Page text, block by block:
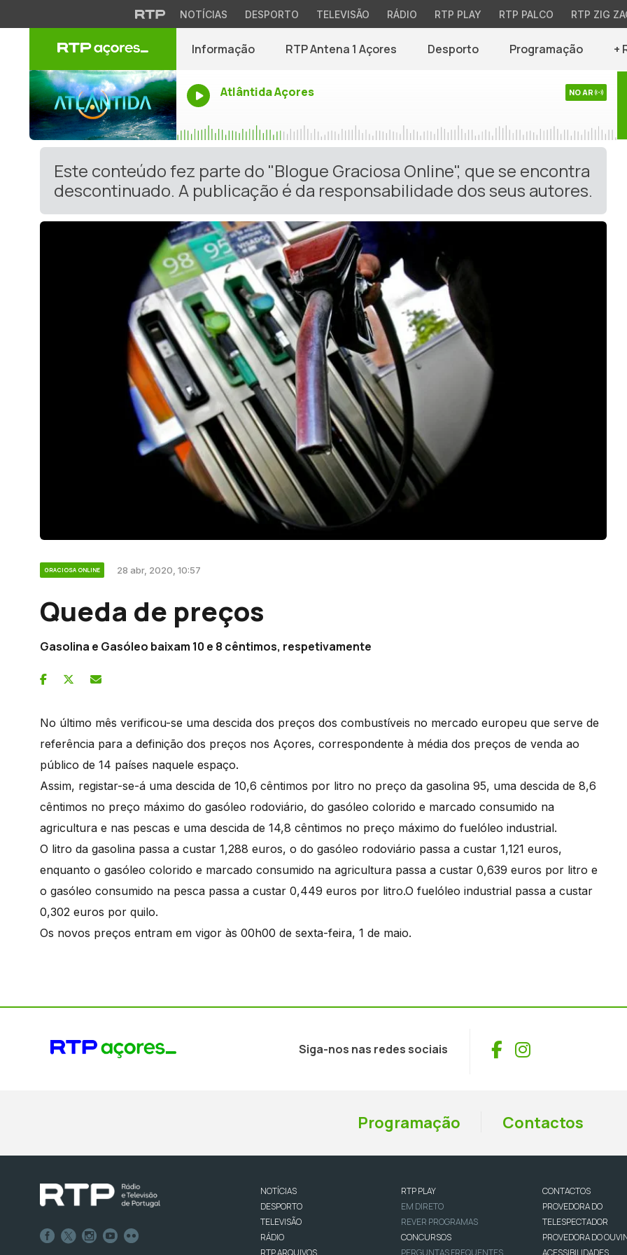
NOTÍCIAS DESPORTO TELEVISÃO RÁDIO RTP PLAY RTP PALCO RTP ZIG
Informação RTP Antena 1 Açores Desporto Programação +
Atlântida Açores NO AR
Este conteúdo fez parte do "Blogue Graciosa Online", que se encontra
descontinuado. A publicação é da responsabilidade dos seus autores.
GRACIOSA ONLINE 28 abr, 2020, 10:57
Queda de preços
Gasolina e Gasóleo baixam 10 e 8 cêntimos, respetivamente
No último mês verificou-se uma descida dos preços dos combustíveis no mercado europeu que serve de
referência para a definição dos preços nos Açores, correspondente à média dos preços de venda ao
público de 14 países naquele espaço.
Assim, registar-se-á uma descida de 10,6 cêntimos por litro no preço da gasolina 95, uma descida de 8,6
cêntimos no preço máximo do gasóleo rodoviário, do gasóleo colorido e marcado consumido na
agricultura e nas pescas e uma descida de 14,8 cêntimos no preço máximo do fuelóleo industrial.
O litro da gasolina passa a custar 1,288 euros, o do gasóleo rodoviário passa a custar 1,121 euros,
enquanto o gasóleo colorido e marcado consumido na agricultura passa a custar 0,639 euros por litro e
o gasóleo consumido na pesca passa a custar 0,449 euros por litro.O fuelóleo industrial passa a custar
0,302 euros por quilo.
Os novos preços entram em vigor às 00h00 de sexta-feira, 1 de maio.
Siga-nos nas redes sociais Facebook
Instagram
Programação Contactos
NOTÍCIAS
DESPORTO
TELEVISÃO
RÁDIO
RTP PLAY
EM DIRETO
REVER PROGRAMAS
CONCURSOS
CONTACTOS
PROVEDORA DO
TELESPECTADOR
PROVEDORA DO